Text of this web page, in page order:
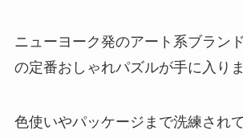
ニューヨーク発のアート系ブラン
の定番おしゃれパズルが手に入り
色使いやパッケージまで洗練されて